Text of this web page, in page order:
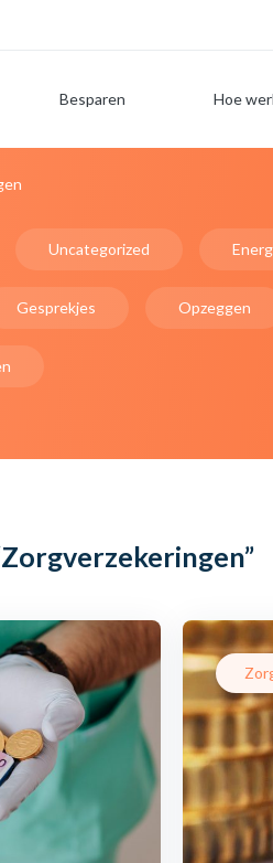
Besparen Hoe
Uncategorized
Gesprekjes Opzeggen